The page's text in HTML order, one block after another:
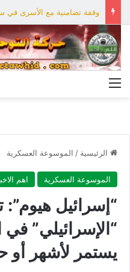
الرئيسية / الموسوعة العسكرية
الموسوعة العسكرية اهم
“إسرائيل
“الإسرائيلي” في
يستمر لأشهر أو